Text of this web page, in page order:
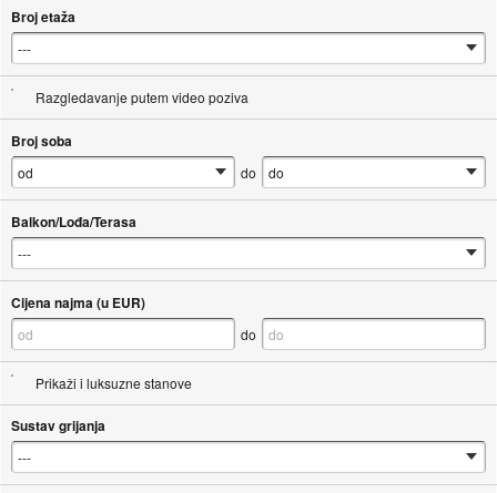
Broj etaža
Razgledavanje putem video poziva
Broj soba
do
Balkon/Lođa/Terasa
Cijena najma (u EUR)
do
Prikaži i luksuzne stanove
Sustav grijanja